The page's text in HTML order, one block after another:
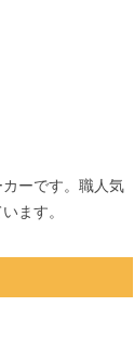
ーです。職人気
ます。